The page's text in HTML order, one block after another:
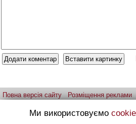
Повна версія сайту Розміщення реклами
Надіслати фото через telegram
Ми використовуємо